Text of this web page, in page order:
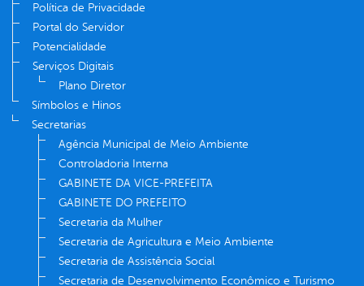
Política de Privacidade
Portal do Servidor
Potencialidade
Serviços Digitais
Plano Diretor
Símbolos e Hinos
Secretarias
Agência Municipal de Meio Ambiente
Controladoria Interna
GABINETE DA VICE-PREFEITA
GABINETE DO PREFEITO
Secretaria da Mulher
Secretaria de Agricultura e Meio Ambiente
Secretaria de Assistência Social
Secretaria de Desenvolvimento Econômico e Turismo